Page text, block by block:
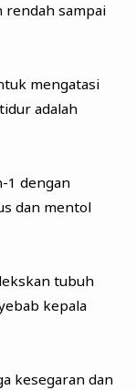
rendah sampai
mengatasi
adalah
1 dengan
dan mentol
tubuh
kepala
kesegaran dan